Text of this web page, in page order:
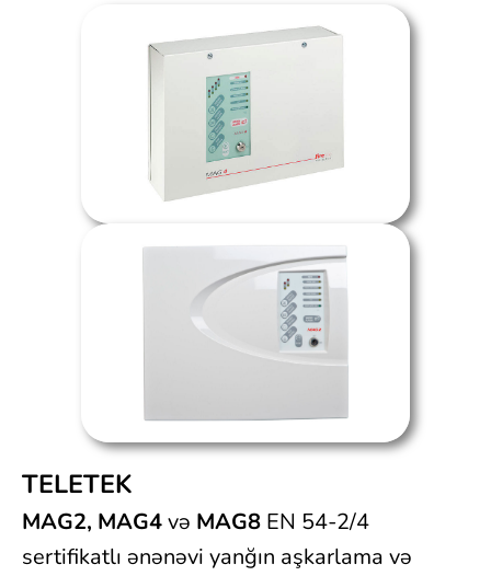
TELETEK
MAG2, MAG4və MAG8 EN 54-2/4
sertifikatlı ənənəvi yanğın aşkarlama və